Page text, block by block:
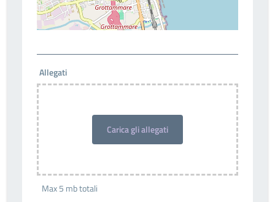
Allegati
Carica gli allegati
Max 5 mb totali